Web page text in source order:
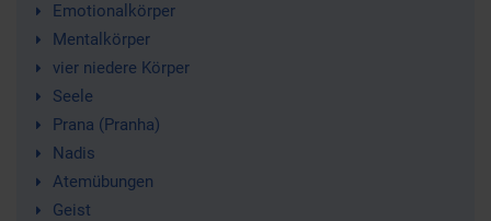
Emotionalkörper
Mentalkörper
vier niedere Körper
Seele
Prana (Pranha)
Nadis
Atemübungen
Geist